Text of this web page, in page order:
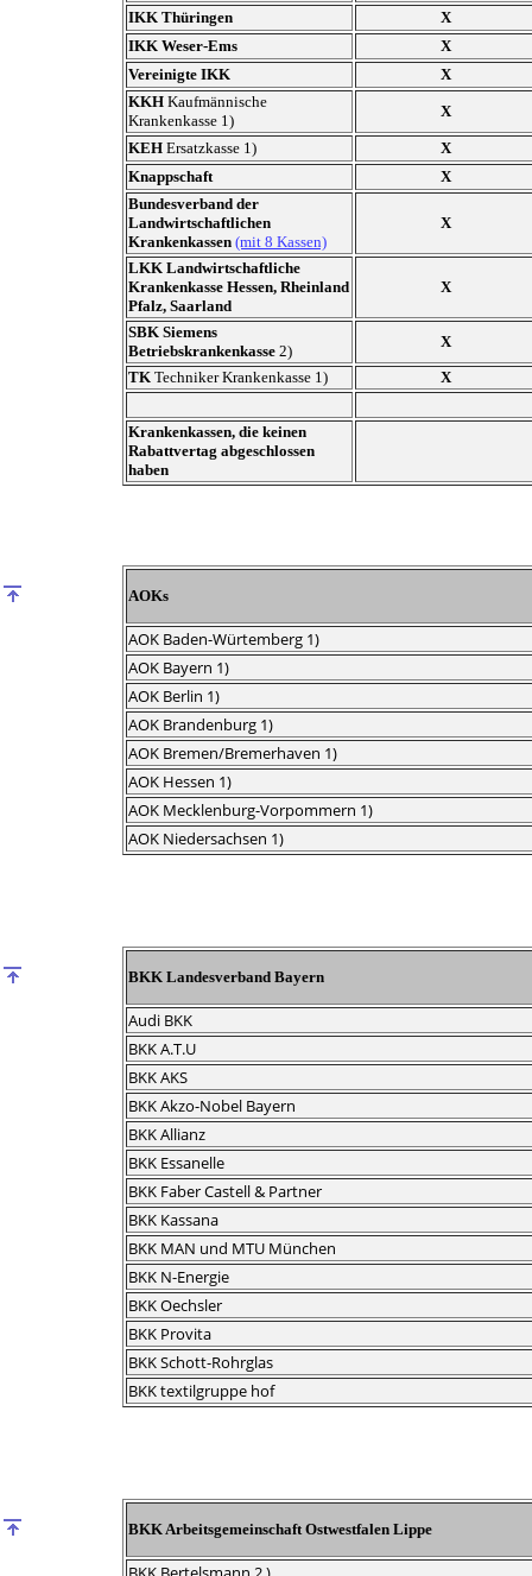
IKK Thüringen
X
IKK Weser-Ems
X
Vereinigte IKK
X
KKH Kaufmännische
Krankenkasse 1)
X
KEH Ersatzkasse 1)
X
Knappschaft
X
Bundesverband der
Landwirtschaftlichen
Krankenkassen (mit 8 Kassen)
X
LKK Landwirtschaftliche
Krankenkasse Hessen, Rheinland
Pfalz, Saarland
X
SBK Siemens
Betriebskrankenkasse 2)
X
TK Techniker Krankenkasse 1) X
Krankenkassen, die keinen
Rabattvertag abgeschlossen
haben
AOKs
AOK Baden-Würtemberg 1)
AOK Bayern 1)
AOK Berlin 1)
AOK Brandenburg 1)
AOK Bremen/Bremerhaven 1)
AOK Hessen 1)
AOK Mecklenburg-Vorpommern 1)
AOK Niedersachsen 1)
BKK Landesverband Bayern
Audi BKK
BKK A.T.U
BKK AKS
BKK Akzo-Nobel Bayern
BKK Allianz
BKK Essanelle
BKK Faber Castell & Partner
BKK Kassana
BKK MAN und MTU München
BKK N-Energie
BKK Oechsler
BKK Provita
BKK Schott-Rohrglas
BKK textilgruppe hof
BKKArbeitsgemeinschaft Ostwestfalen Lippe